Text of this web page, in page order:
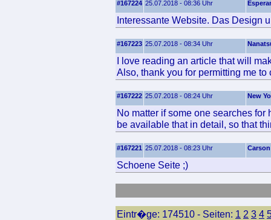
#167224 25.07.2018 - 08:36 Uhr
Interessante Website. Das Design
#167223 25.07.2018 - 08:34 Uhr
I love reading an article that will
Also, thank you for permitting me to
#167222 25.07.2018 - 08:24 Uhr New
No matter if some one searches
be available that in detail, so that
#167221 25.07.2018 - 08:23 Uhr Carson
Schoene Seite ;)
Eintr�ge: 174510 - Seiten: 1 2 3 4